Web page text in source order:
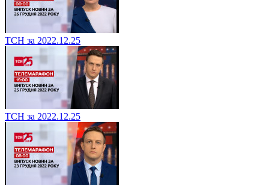
ТСН за 2022.12.25
ТСН за 2022.12.25